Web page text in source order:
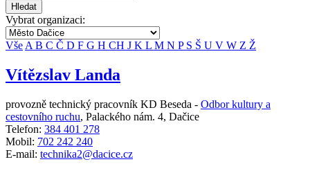
Hledat
Vybrat organizaci:
Vše A B C Č D F G H CH J K L M N P S Š U V W Z Ž
Vítězslav Landa
provozně technický pracovník KD Beseda - Odbor kultury a
cestovního ruchu, Palackého nám. 4, Dačice
Telefon: 384 401 278
Mobil: 702 242 240
E-mail: technika2@dacice.cz